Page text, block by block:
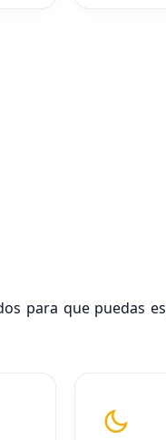
para que puedas